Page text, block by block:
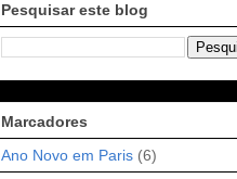
Pesquisar este blog
Marcadores
Ano Novo em Paris (6)